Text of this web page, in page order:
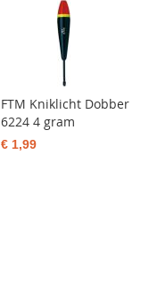
FTM Kniklicht Dobber
6224 4 gram
€ 1,99